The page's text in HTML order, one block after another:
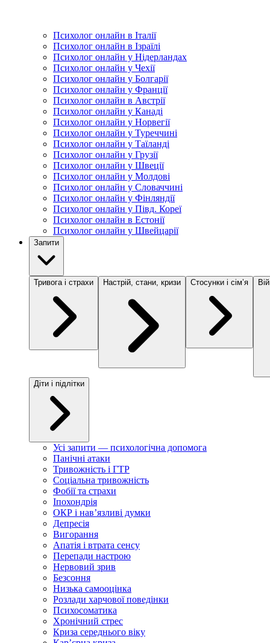
Психолог онлайн в Італії
Психолог онлайн в Ізраїлі
Психолог онлайн у Нідерландах
Психолог онлайн у Чехії
Психолог онлайн у Болгарії
Психолог онлайн у Франції
Психолог онлайн в Австрії
Психолог онлайн у Канаді
Психолог онлайн у Норвегії
Психолог онлайн у Туреччині
Психолог онлайн у Таїланді
Психолог онлайн у Грузії
Психолог онлайн у Швеції
Психолог онлайн у Молдові
Психолог онлайн у Словаччині
Психолог онлайн у Фінляндії
Психолог онлайн у Півд. Кореї
Психолог онлайн в Естонії
Психолог онлайн у Швейцарії
Запити
Тривога і страхи Настрій, стани, кризи Стосунки і сімʼя
Діти і підлітки
Усі запити — психологічна допомога
Панічні атаки
Тривожність і ГТР
Соціальна тривожність
Фобії та страхи
Іпохондрія
ОКР і навʼязливі думки
Депресія
Вигорання
Апатія і втрата сенсу
Перепади настрою
Нервовий зрив
Безсоння
Низька самооцінка
Розлади харчової поведінки
Психосоматика
Хронічний стрес
Криза середнього віку